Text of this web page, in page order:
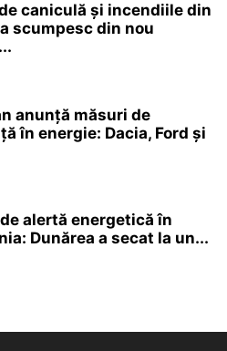
caniculă și incendiile din
scumpesc din nou
anunță măsuri de
în energie: Dacia, Ford și
alertă energetică în
Dunărea a secat la un...